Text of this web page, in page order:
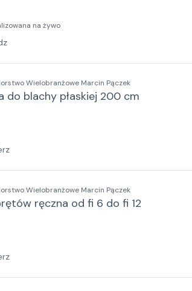
na żywo
Wielobranżowe Marcin Pączek
do blachy płaskiej 200 cm
Wielobranżowe Marcin Pączek
ręczna od fi 6 do fi 12